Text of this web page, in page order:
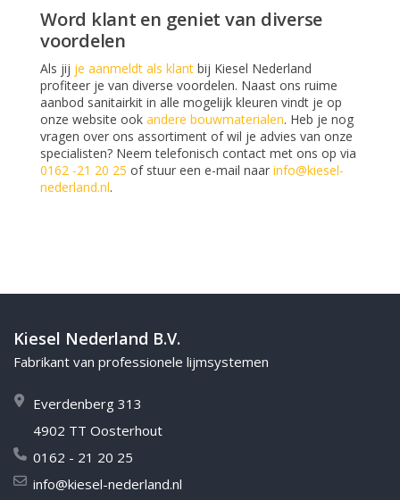
Word klant en geniet van diverse
voordelen
Als jij je aanmeldt als klant bij Kiesel Nederland
profiteer je van diverse voordelen. Naast ons ruime
aanbod sanitairkit in alle mogelijk kleuren vindt je op
onze website ook andere bouwmaterialen. Heb je nog
vragen over ons assortiment of wil je advies van onze
specialisten? Neem telefonisch contact met ons op via
0162 -21 20 25 of stuur een e-mail naar info@kiesel-
nederland.nl.
Kiesel Nederland B.V.
Fabrikant van professionele lijmsystemen
Everdenberg 313
4902 TT Oosterhout
0162 - 21 20 25
info@kiesel-nederland.nl